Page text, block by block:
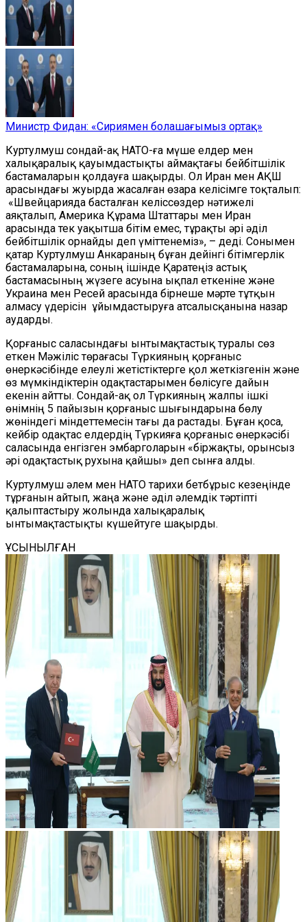
Министр Фидан: «Сириямен болашағымыз ортақ»
Куртулмуш сондай-ақ НАТО-ға мүше елдер мен
халықаралық қауымдастықты аймақтағы бейбітшілік
бастамаларын қолдауға шақырды. Ол Иран мен АҚШ
арасындағы жуырда жасалған өзара келісімге тоқталып:
«Швейцарияда басталған келіссөздер нәтижелі
аяқталып, Америка Құрама Штаттары мен Иран
арасында тек уақытша бітім емес, тұрақты әрі әділ
бейбітшілік орнайды деп үміттенеміз», – деді. Сонымен
қатар Куртулмуш Анкараның бұған дейінгі бітімгерлік
бастамаларына, соның ішінде Қаратеңіз астық
бастамасының жүзеге асуына ықпал еткеніне және
Украина мен Ресей арасында бірнеше мәрте тұтқын
алмасу үдерісін ұйымдастыруға атсалысқанына назар
аударды.
Қорғаныс саласындағы ынтымақтастық туралы сөз
еткен Мәжіліс төрағасы Түркияның қорғаныс
өнеркәсібінде елеулі жетістіктерге қол жеткізгенін және
өз мүмкіндіктерін одақтастарымен бөлісуге дайын
екенін айтты. Сондай-ақ ол Түркияның жалпы ішкі
өнімнің 5 пайызын қорғаныс шығындарына бөлу
жөніндегі міндеттемесін тағы да растады. Бұған қоса,
кейбір одақтас елдердің Түркияға қорғаныс өнеркәсібі
саласында енгізген эмбарголарын «біржақты, орынсыз
әрі одақтастық рухына қайшы» деп сынға алды.
Куртулмуш әлем мен НАТО тарихи бетбұрыс кезеңінде
тұрғанын айтып, жаңа және әділ әлемдік тәртіпті
қалыптастыру жолында халықаралық
ынтымақтастықты күшейтуге шақырды.
ҰСЫНЫЛҒАН